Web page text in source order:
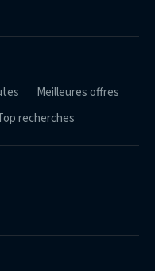
Meilleures offres
recherches